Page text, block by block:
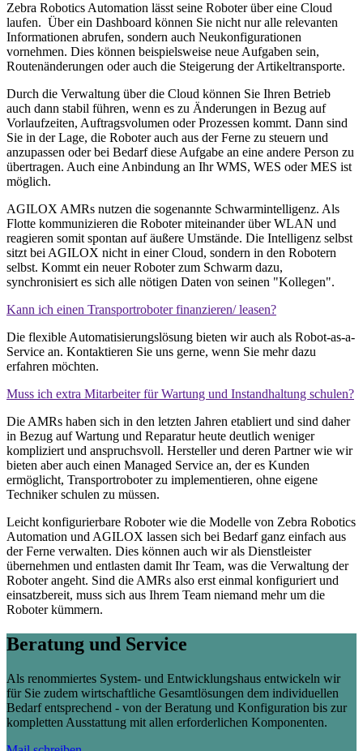
Zebra Robotics Automation lässt seine Roboter über eine Cloud
laufen. Über ein Dashboard können Sie nicht nur alle relevanten
Informationen abrufen, sondern auch Neukonfigurationen
vornehmen. Dies können beispielsweise neue Aufgaben sein,
Routenänderungen oder auch die Steigerung der Artikeltransporte.
Durch die Verwaltung über die Cloud können Sie Ihren Betrieb
auch dann stabil führen, wenn es zu Änderungen in Bezug auf
Vorlaufzeiten, Auftragsvolumen oder Prozessen kommt. Dann sind
Sie in der Lage, die Roboter auch aus der Ferne zu steuern und
anzupassen oder bei Bedarf diese Aufgabe an eine andere Person zu
übertragen. Auch eine Anbindung an Ihr WMS, WES oder MES ist
möglich.
AGILOX AMRs nutzen die sogenannte Schwarmintelligenz. Als
Flotte kommunizieren die Roboter miteinander über WLAN und
reagieren somit spontan auf äußere Umstände. Die Intelligenz selbst
sitzt bei AGILOX nicht in einer Cloud, sondern in den Robotern
selbst. Kommt ein neuer Roboter zum Schwarm dazu,
synchronisiert es sich alle nötigen Daten von seinen "Kollegen".
Kann ich einen Transportroboter finanzieren/ leasen?
Die flexible Automatisierungslösung bieten wir auch als Robot-as-a-
Service an. Kontaktieren Sie uns gerne, wenn Sie mehr dazu
erfahren möchten.
Muss ich extra Mitarbeiter für Wartung und Instandhaltung schulen?
Die AMRs haben sich in den letzten Jahren etabliert und sind daher
in Bezug auf Wartung und Reparatur heute deutlich weniger
kompliziert und anspruchsvoll. Hersteller und deren Partner wie wir
bieten aber auch einen Managed Service an, der es Kunden
ermöglicht, Transportroboter zu implementieren, ohne eigene
Techniker schulen zu müssen.
Leicht konfigurierbare Roboter wie die Modelle von Zebra Robotics
Automation und AGILOX lassen sich bei Bedarf ganz einfach aus
der Ferne verwalten. Dies können auch wir als Dienstleister
übernehmen und entlasten damit Ihr Team, was die Verwaltung der
Roboter angeht. Sind die AMRs also erst einmal konfiguriert und
einsatzbereit, muss sich aus Ihrem Team niemand mehr um die
Roboter kümmern.
Beratung und Service
Als renommiertes System- und Entwicklungshaus entwickeln wir
für Sie zudem wirtschaftliche Gesamtlösungen dem individuellen
Bedarf entsprechend - von der Beratung und Konfiguration bis zur
kompletten Ausstattung mit allen erforderlichen Komponenten.